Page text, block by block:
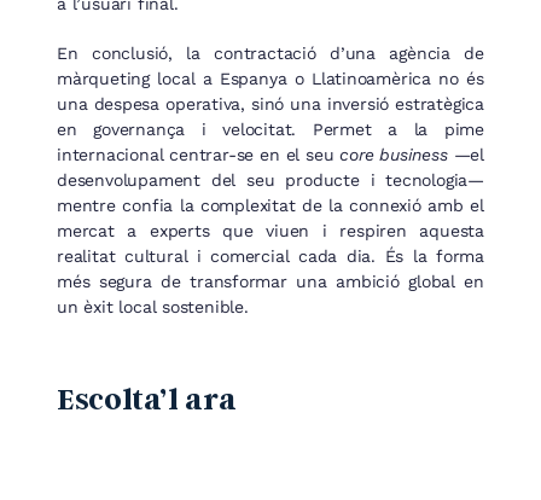
a l’usuari final.
En conclusió, la contractació d’una agència de
màrqueting local a Espanya o Llatinoamèrica no és
una despesa operativa, sinó una inversió estratègica
en governança i velocitat. Permet a la pime
internacional centrar-se en el seucore business—el
desenvolupament del seu producte i tecnologia—
mentre confia la complexitat de la connexió amb el
mercat a experts que viuen i respiren aquesta
realitat cultural i comercial cada dia. És la forma
més segura de transformar una ambició global en
un èxit local sostenible.
Escolta’l ara